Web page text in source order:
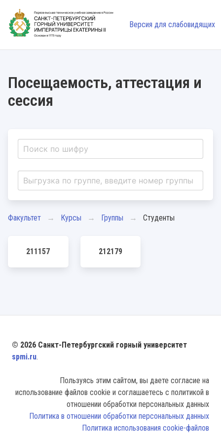
Версия для слабовидящих
Посещаемость, аттестация и
сессия
Факультет Курсы Группы Студенты
211157 212179
© 2026 Санкт-Петербургский горный университет
spmi.ru.
Пользуясь этим сайтом, вы даете согласие на
использование файлов cookie и соглашаетесь с политикой в
отношении обработки персональных данных
Политика в отношении обработки персональных данных
Политика использования cookie-файлов